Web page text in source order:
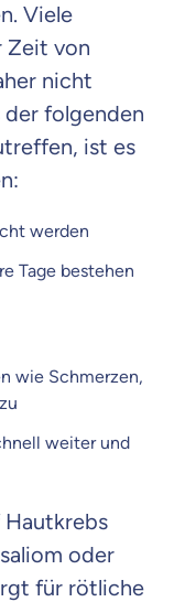
Viele
Zeit von
nicht
der folgenden
ist es
werden
Tage bestehen
wie Schmerzen,
weiter und
Hautkrebs
oder
für rötliche